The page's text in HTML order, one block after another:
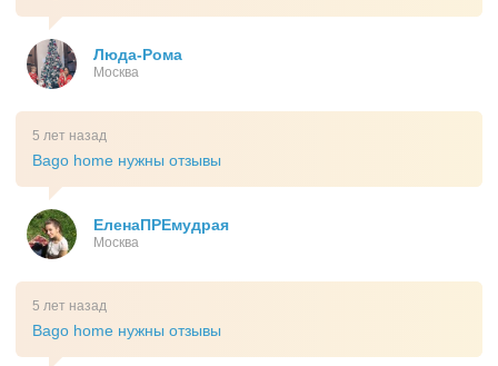
Люда-Рома
Москва
5 лет назад
Bago home нужны отзывы
ЕленаПРЕмудрая
Москва
5 лет назад
Bago home нужны отзывы